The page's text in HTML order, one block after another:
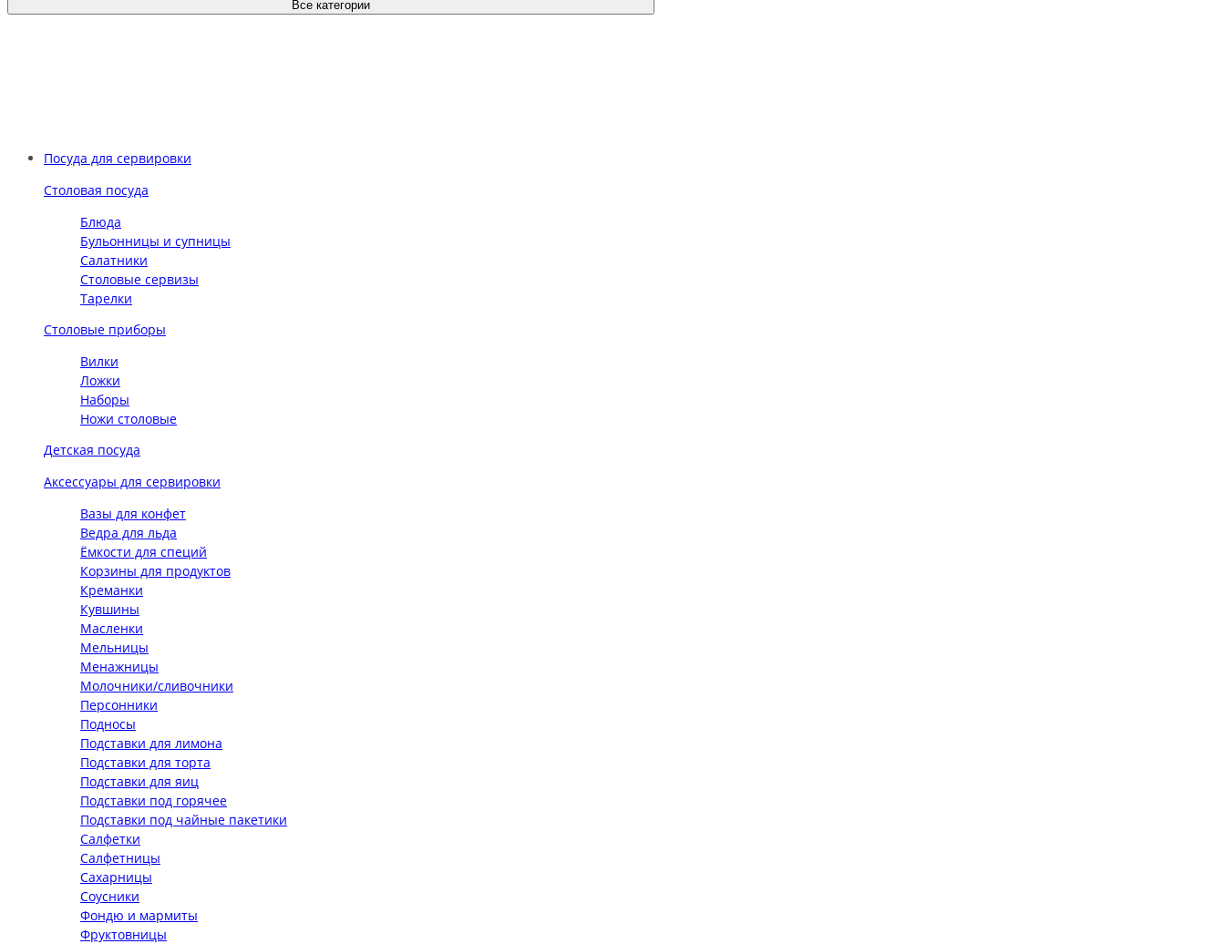
Все категории
Посуда для сервировки
Столовая посуда
Блюда
Бульонницы и супницы
Салатники
Столовые сервизы
Тарелки
Столовые приборы
Вилки
Ложки
Наборы
Ножи столовые
Детская посуда
Аксессуары для сервировки
Вазы для конфет
Ведра для льда
Ёмкости для специй
Корзины для продуктов
Креманки
Кувшины
Масленки
Мельницы
Менажницы
Молочники/сливочники
Персонники
Подносы
Подставки для лимона
Подставки для торта
Подставки для яиц
Подставки под горячее
Подставки под чайные пакетики
Салфетки
Салфетницы
Сахарницы
Соусники
Фондю и мармиты
Фруктовницы